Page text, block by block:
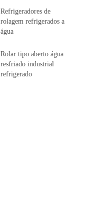
Refrigeradores de
rolagem refrigerados a
água
Rolar tipo aberto água
resfriado industrial
refrigerado